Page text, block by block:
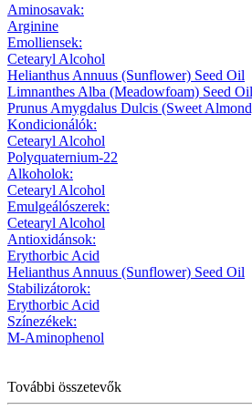
Aminosavak:
Arginine
Emolliensek:
Cetearyl Alcohol
Helianthus Annuus (Sunflower) Seed Oil
Limnanthes Alba (Meadowfoam) Seed Oil
Prunus Amygdalus Dulcis (Sweet
Kondicionálók:
Cetearyl Alcohol
Polyquaternium-22
Alkoholok:
Cetearyl Alcohol
Emulgeálószerek:
Cetearyl Alcohol
Antioxidánsok:
Erythorbic Acid
Helianthus Annuus (Sunflower) Seed Oil
Stabilizátorok:
Erythorbic Acid
Színezékek:
M-Aminophenol
További összetevők